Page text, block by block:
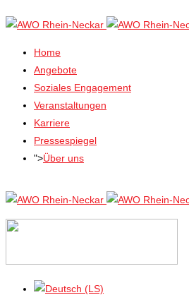
Home
Angebote
Soziales Engagement
Veranstaltungen
Karriere
Pressespiegel
">Über uns